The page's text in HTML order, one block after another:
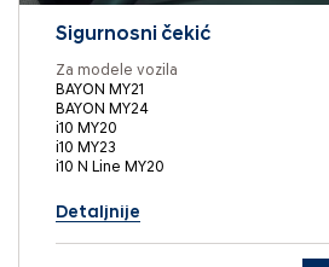
Sigurnosni čekić
Za modele vozila
BAYON MY21
BAYON MY24
i10 MY20
i10 MY23
i10 N Line MY20
Detaljnije